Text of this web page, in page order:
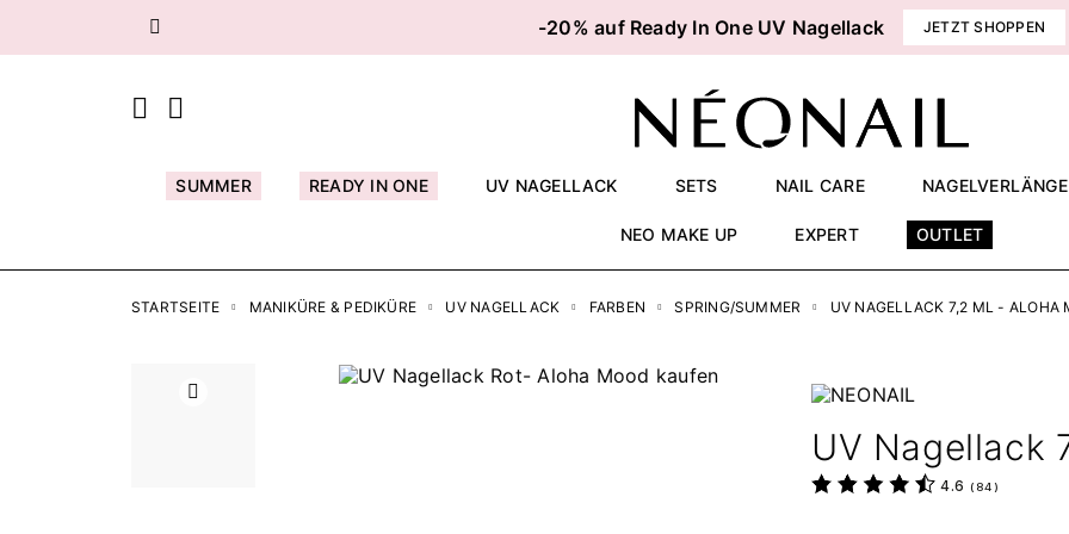
-20% auf Ready In One UV Nagellack JETZT SHOPPEN
Zurück
SUMMER READY IN ONE UV NAGELLACK SETS NAIL CARE
NEO MAKE UP EXPERT OUTLET
STARTSEITE MANIKÜRE & PEDIKÜRE UV NAGELLACK FARBEN SPRING/SUMMER UV NAGELLACK 7,2 ML - ALOHA
Zurück
UV Nagellack
4.6 ( 84 )